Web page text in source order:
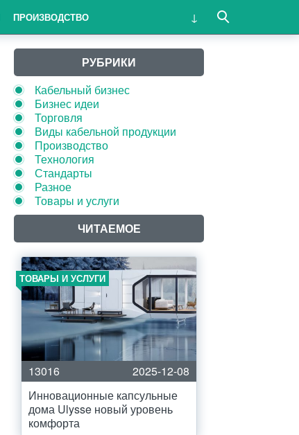
ПРОИЗВОДСТВО
РУБРИКИ
Кабельный бизнес
Бизнес идеи
Торговля
Виды кабельной продукции
Производство
Технология
Стандарты
Разное
Товары и услуги
ЧИТАЕМОЕ
ТОВАРЫ И УСЛУГИ
13016
2025-12-08
Инновационные капсульные
дома Ulysse новый уровень
комфорта